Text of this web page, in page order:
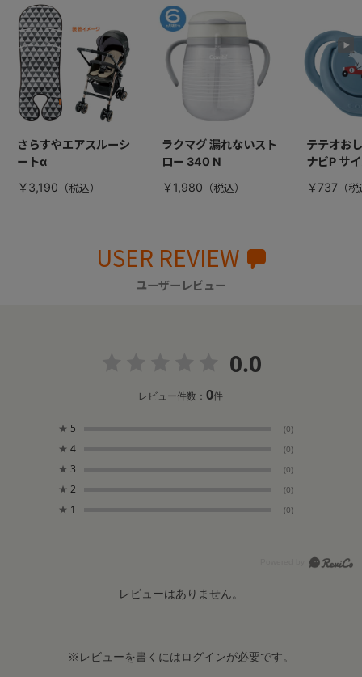
さらすやエアスルーシ
ートα
￥3,190
ラクマグ 漏れないスト
ロー 340 N
￥1,980
テテオお
ナビP サ
￥737
USER REVIEW
ユーザーレビュー
0.0
レビュー件数：0件
★ 5 (0)
★ 4 (0)
★ 3 (0)
★ 2 (0)
★ 1 (0)
レビューはありません。
※レビューを書くにはログインが必要です。